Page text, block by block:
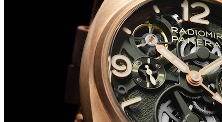
Big Bang Sapphire Sky Blue de Hublot